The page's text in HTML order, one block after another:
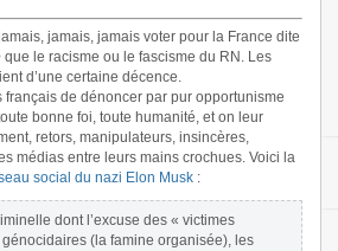
jamais, jamais voter pour la France dite
que le racisme ou le fascisme du RN. Les
d’une certaine décence.
de dénoncer par pur opportunisme
bonne foi, toute humanité, et on leur
retors, manipulateurs, insincères,
médias entre leurs mains crochues. Voici la
social du nazi Elon Musk :
dont l’excuse des « victimes
(la famine organisée), les